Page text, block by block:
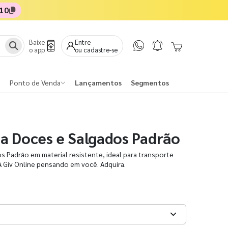
Baixe
o app
Entre
ou cadastre-se
Ponto de Venda Lançamentos Segmentos
Doces e Salgados Padrão
Padrão em material resistente, ideal para transporte
Online pensando em você. Adquira.